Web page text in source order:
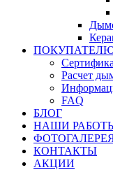
Расчет
FAQ
БЛОГ
НАШИ
КОНТАКТЫ
АКЦИИ